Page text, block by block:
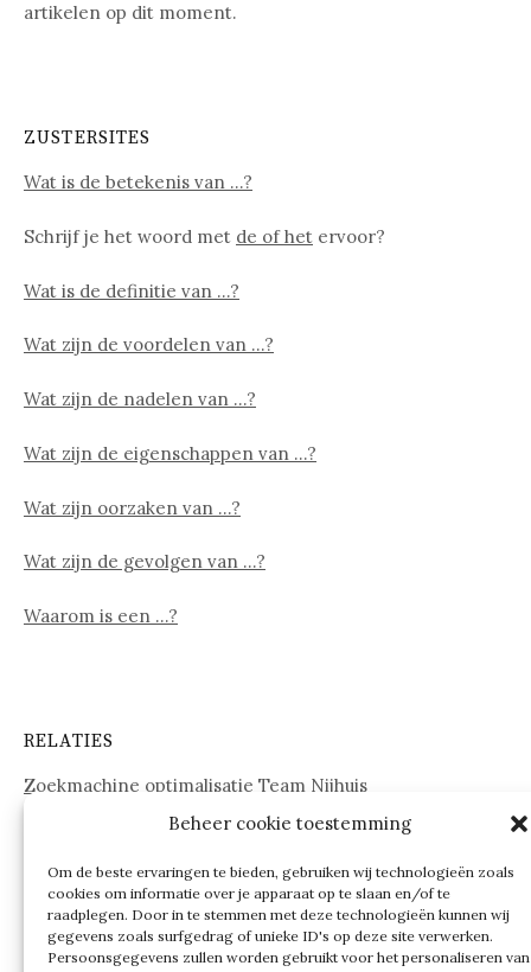
Beheer cookie toestemming
Om de beste ervaringen te bieden, gebruiken wij technologieën zoals
cookies om informatie over je apparaat op te slaan en/of te
raadplegen. Door in te stemmen met deze technologieën kunnen wij
gegevens zoals surfgedrag of unieke ID's op deze site verwerken.
Persoonsgegevens zullen worden gebruikt voor het personaliseren van
artikelen op dit moment.
ZUSTERSITES
Wat is de betekenis van …?
Schrijf je het woord met de of het ervoor?
Wat is de definitie van …?
Wat zijn de voordelen van …?
Wat zijn de nadelen van …?
Wat zijn de eigenschappen van …?
Wat zijn oorzaken van …?
Wat zijn de gevolgen van …?
Waarom is een …?
RELATIES
Zoekmachine optimalisatie Team Nijhuis